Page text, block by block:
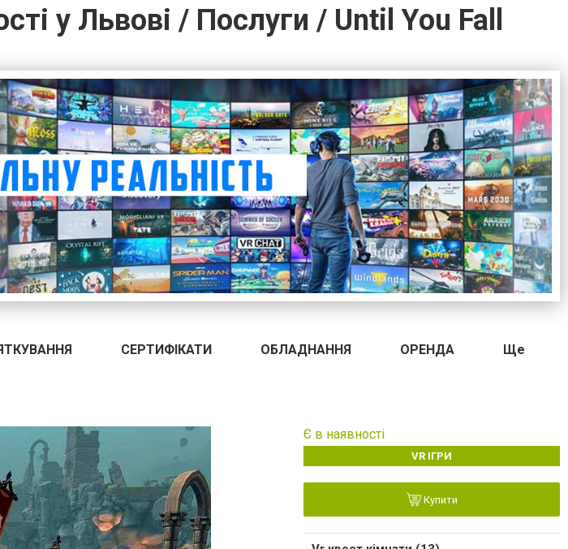
у Львові / Послуги / Until You Fall
СЕРТИФІКАТИ ОБЛАДНАННЯ ОРЕНДА Ще
Є в наявності
VR ІГРИ
Купити